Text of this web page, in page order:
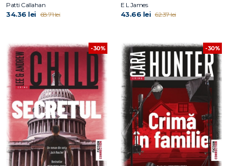
Patti Callahan
34.36 lei 68.71 lei
E L James
43.66 lei 62.37 lei
-30% -30%